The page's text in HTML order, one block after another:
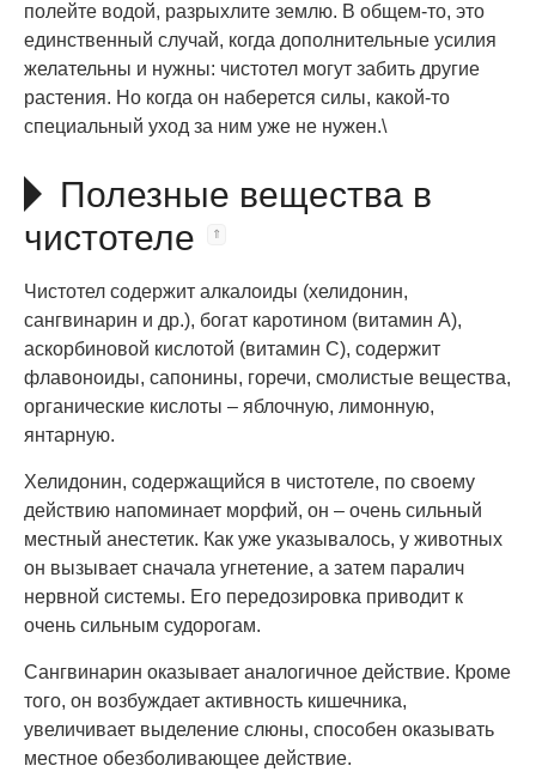
полейте водой, разрыхлите землю. В общем-то, это
единственный случай, когда дополнительные усилия
желательны и нужны: чистотел могут забить другие
растения. Но когда он наберется силы, какой-то
специальный уход за ним уже не нужен.\
Полезные вещества в
чистотеле
Чистотел содержит алкалоиды (хелидонин,
сангвинарин и др.), богат каротином (витамин А),
аскорбиновой кислотой (витамин С), содержит
флавоноиды, сапонины, горечи, смолистые вещества,
органические кислоты – яблочную, лимонную,
янтарную.
Хелидонин, содержащийся в чистотеле, по своему
действию напоминает морфий, он – очень сильный
местный анестетик. Как уже указывалось, у животных
он вызывает сначала угнетение, а затем паралич
нервной системы. Его передозировка приводит к
очень сильным судорогам.
Сангвинарин оказывает аналогичное действие. Кроме
того, он возбуждает активность кишечника,
увеличивает выделение слюны, способен оказывать
местное обезболивающее действие.